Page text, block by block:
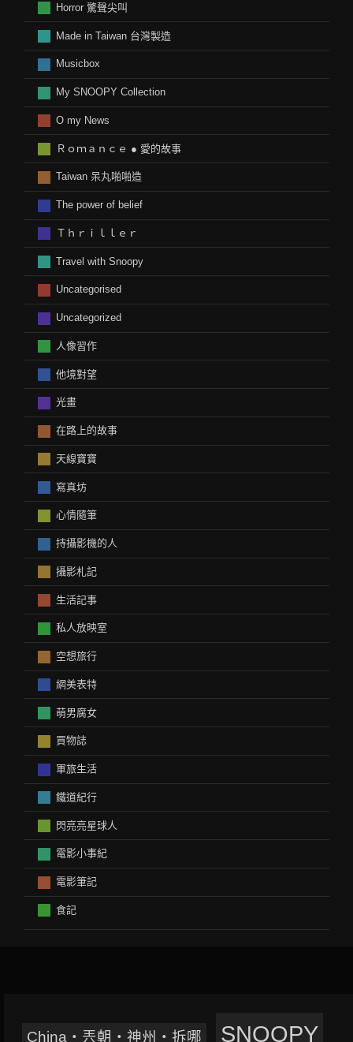
Horror 驚聲尖叫
Made in Taiwan 台灣製造
Musicbox
My SNOOPY Collection
O my News
Ｒｏｍａｎｃｅ ● 愛的故事
Taiwan 呆丸啪啪造
The power of belief
Ｔｈｒｉｌｌｅｒ
Travel with Snoopy
Uncategorised
Uncategorized
人像習作
他境對望
光畫
在路上的故事
天線寶寶
寫真坊
心情隨筆
持攝影機的人
攝影札記
生活記事
私人放映室
空想旅行
網美表特
萌男腐女
買物誌
軍旅生活
鐵道紀行
閃亮亮星球人
電影小事紀
電影筆記
食記
China‧兲朝‧神州‧拆哪 SNOOPY